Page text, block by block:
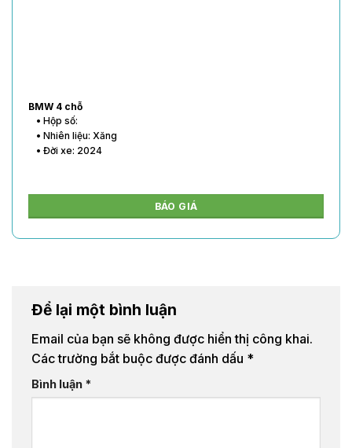
BMW 4 chỗ
• Hộp số:
• Nhiên liệu: Xăng
• Đời xe: 2024
BÁO GIÁ
Để lại một bình luận
Email của bạn sẽ không được hiển thị công khai.
Các trường bắt buộc được đánh dấu *
Bình luận *